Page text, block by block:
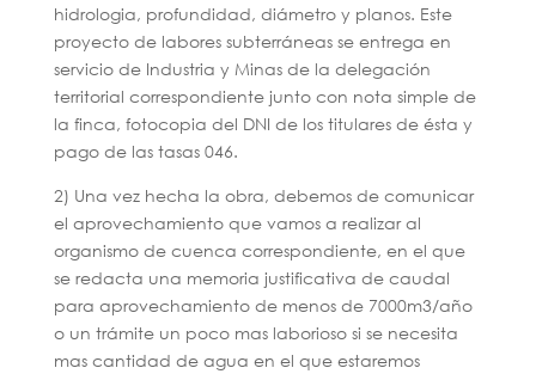
hidrologia, profundidad, diámetro y planos. Este
proyecto de labores subterráneas se entrega en
servicio de Industria y Minas de la delegación
territorial correspondiente junto con nota simple de
la finca, fotocopia del DNI de los titulares de ésta y
pago de las tasas 046.
2) Una vez hecha la obra, debemos de comunicar
el aprovechamiento que vamos a realizar al
organismo de cuenca correspondiente, en el que
se redacta una memoria justificativa de caudal
para aprovechamiento de menos de 7000m3/año
o un trámite un poco mas laborioso si se necesita
mas cantidad de agua en el que estaremos